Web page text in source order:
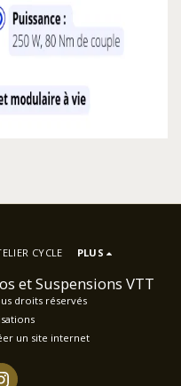
et Suspensions VTT
droits réservés
un site internet
CYCLE PLUS